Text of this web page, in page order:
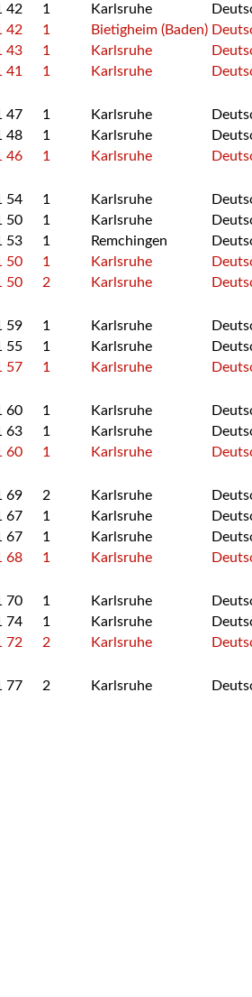
42 1 Karlsruhe
42 1 Bietigheim (Baden)
43 1 Karlsruhe
41 1 Karlsruhe
47 1 Karlsruhe
48 1 Karlsruhe
46 1 Karlsruhe
54 1 Karlsruhe
50 1 Karlsruhe
53 1 Remchingen
50 1 Karlsruhe
50 2 Karlsruhe
59 1 Karlsruhe
55 1 Karlsruhe
57 1 Karlsruhe
60 1 Karlsruhe
63 1 Karlsruhe
60 1 Karlsruhe
69 2 Karlsruhe
67 1 Karlsruhe
67 1 Karlsruhe
68 1 Karlsruhe
70 1 Karlsruhe
74 1 Karlsruhe
72 2 Karlsruhe
77 2 Karlsruhe